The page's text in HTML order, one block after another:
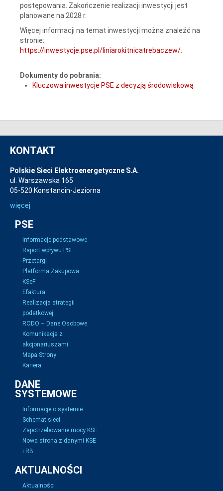
postępowania. Zakończenie realizacji inwestycji jest
planowane na 2028 r.
Więcej informacji na temat inwestycji można znaleźć na
stronie:
https://inwestycje.pse.pl/liniarokitnicatrebaczew/
Dokumenty do pobrania:
Kluczowa inwestycje PSE z decyzją środowiskową
KONTAKT
Polskie Sieci Elektroenergetyczne S.A.
ul. Warszawska 165
05-520 Konstancin-Jeziorna
więcej
PSE
Informacje podstawowe
Raport wpływu PSE
Przetargi
Platforma Zakupowa
KSeF
Efaktura
Realizacja strategii
podatkowej
RODO – Dane Osobowe
Komunikacja z
akcjonariuszami
Mapa Strony
Kariera
DANE
SYSTEMOWE
Informacje o systemie
Schemat sieci
Zapotrzebowanie mocy KSE
Nowa strona z danymi KSE
i RB
AKTUALNOŚCI
Aktualności